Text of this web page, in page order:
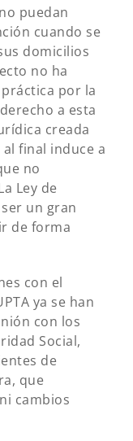
puedan
cuando se
domicilios
no ha
por la
a esta
creada
final induce a
no
Ley de
un gran
de forma
con el
ya se han
con los
Social,
de
que
cambios